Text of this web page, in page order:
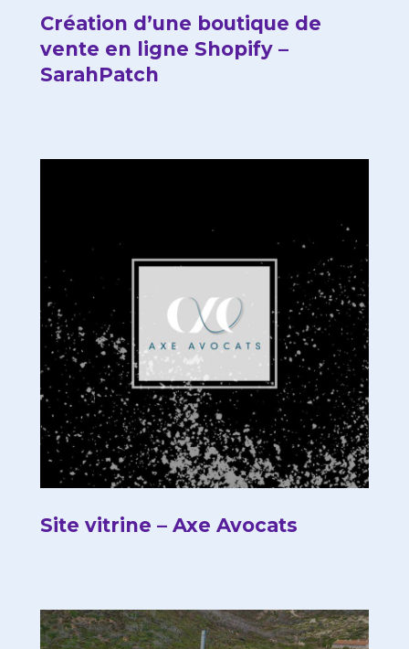
Création d’une boutique de
vente en ligne Shopify –
SarahPatch
Site vitrine – Axe Avocats